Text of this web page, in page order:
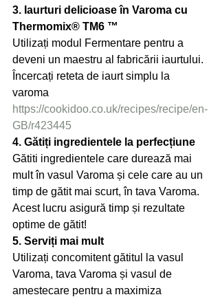
3. Iaurturi delicioase în Varoma cu
Thermomix® TM6 ™
Utilizați modul Fermentare pentru a
deveni un maestru al fabricării iaurtului.
Încercați reteta de iaurt simplu la
varoma
https://cookidoo.co.uk/recipes/recipe/en-
GB/r423445
4. Gătiți ingredientele la perfecțiune
Gătiti ingredientele care durează mai
mult în vasul Varoma și cele care au un
timp de gătit mai scurt, în tava Varoma.
Acest lucru asigură timp și rezultate
optime de gătit!
5. Serviți mai mult
Utilizați concomitent gătitul la vasul
Varoma, tava Varoma și vasul de
amestecare pentru a maximiza